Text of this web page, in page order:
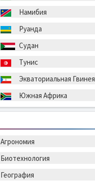
Намибия
Руанда
Судан
Тунис
Экваториальная Гвинея
Южная Африка
Агрономия
Биотехнология
География